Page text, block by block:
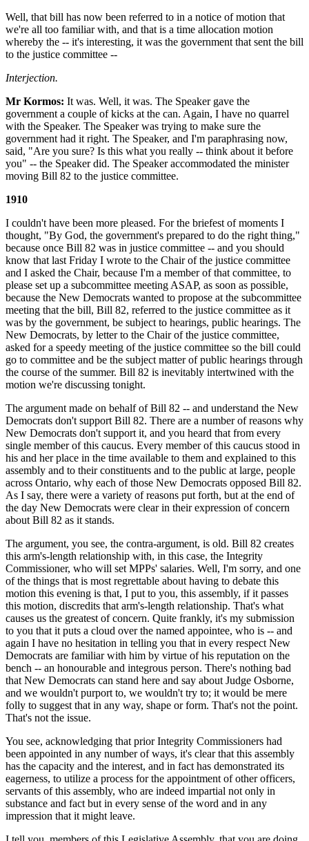
Well, that bill has now been referred to in a notice of motion that
we're all too familiar with, and that is a time allocation motion
whereby the -- it's interesting, it was the government that sent the bill
to the justice committee --
Interjection.
Mr Kormos: It was. Well, it was. The Speaker gave the
government a couple of kicks at the can. Again, I have no quarrel
with the Speaker. The Speaker was trying to make sure the
government had it right. The Speaker, and I'm paraphrasing now,
said, "Are you sure? Is this what you really -- think about it before
you" -- the Speaker did. The Speaker accommodated the minister
moving Bill 82 to the justice committee.
1910
I couldn't have been more pleased. For the briefest of moments I
thought, "By God, the government's prepared to do the right thing,"
because once Bill 82 was in justice committee -- and you should
know that last Friday I wrote to the Chair of the justice committee
and I asked the Chair, because I'm a member of that committee, to
please set up a subcommittee meeting ASAP, as soon as possible,
because the New Democrats wanted to propose at the subcommittee
meeting that the bill, Bill 82, referred to the justice committee as it
was by the government, be subject to hearings, public hearings. The
New Democrats, by letter to the Chair of the justice committee,
asked for a speedy meeting of the justice committee so the bill could
go to committee and be the subject matter of public hearings through
the course of the summer. Bill 82 is inevitably intertwined with the
motion we're discussing tonight.
The argument made on behalf of Bill 82 -- and understand the New
Democrats don't support Bill 82. There are a number of reasons why
New Democrats don't support it, and you heard that from every
single member of this caucus. Every member of this caucus stood in
his and her place in the time available to them and explained to this
assembly and to their constituents and to the public at large, people
across Ontario, why each of those New Democrats opposed Bill 82.
As I say, there were a variety of reasons put forth, but at the end of
the day New Democrats were clear in their expression of concern
about Bill 82 as it stands.
The argument, you see, the contra-argument, is old. Bill 82 creates
this arm's-length relationship with, in this case, the Integrity
Commissioner, who will set MPPs' salaries. Well, I'm sorry, and one
of the things that is most regrettable about having to debate this
motion this evening is that, I put to you, this assembly, if it passes
this motion, discredits that arm's-length relationship. That's what
causes us the greatest of concern. Quite frankly, it's my submission
to you that it puts a cloud over the named appointee, who is -- and
again I have no hesitation in telling you that in every respect New
Democrats are familiar with him by virtue of his reputation on the
bench -- an honourable and integrous person. There's nothing bad
that New Democrats can stand here and say about Judge Osborne,
and we wouldn't purport to, we wouldn't try to; it would be mere
folly to suggest that in any way, shape or form. That's not the point.
That's not the issue.
You see, acknowledging that prior Integrity Commissioners had
been appointed in any number of ways, it's clear that this assembly
has the capacity and the interest, and in fact has demonstrated its
eagerness, to utilize a process for the appointment of other officers,
servants of this assembly, who are indeed impartial not only in
substance and fact but in every sense of the word and in any
impression that it might leave.